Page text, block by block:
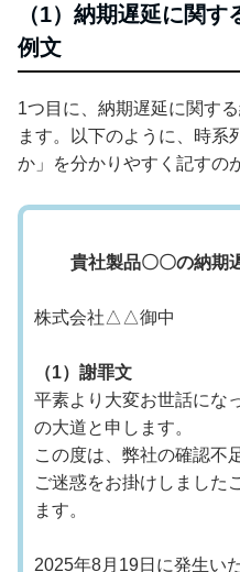
（1）納期遅延に関
例文
1つ目に、納期遅延に関す
ます。以下のように、時系
か」を分かりやすく記すの
貴社製品〇〇の納期
株式会社△△御中
（1）謝罪文
平素より大変お世話にな
の大道と申します。
この度は、弊社の確認不
ご迷惑をお掛けしました
ます。
2025年8月19日に発生い